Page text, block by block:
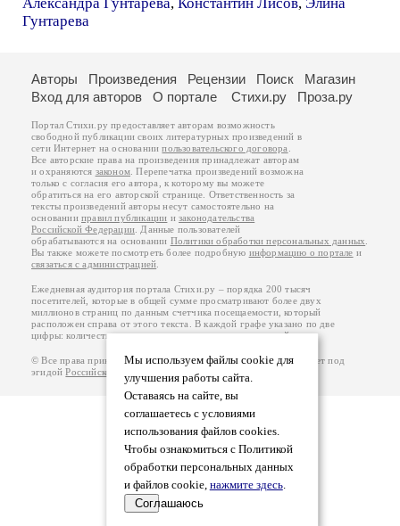
Гунтарева
Мы используем файлы cookie для
улучшения работы сайта.
Оставаясь на сайте, вы
соглашаетесь с условиями
использования файлов cookies.
Чтобы ознакомиться с Политикой
обработки персональных данных
и файлов cookie, нажмите здесь.
Соглашаюсь
Авторы Произведения Рецензии Поиск
Магазин
Вход для авторов
О портале Стихи.ру Проза.ру
Портал Стихи.ру предоставляет авторам возможность
свободной публикации своих литературных произведений в
сети Интернет на основаниипользовательского договора
Все авторские права на произведения принадлежат авторам
и охраняются законом . Перепечатка произведений возможна
только с согласия его автора, к которому вы можете
обратиться на его авторской странице. Ответственность за
тексты произведений авторы несут самостоятельно на
основанииправил публикации изаконодательства
Российской Федерации . Данные пользователей
обрабатываются на основании Политики обработки персональных данных
Вы также можете посмотреть более подробную информацию о портале и
связаться с администрацией
Ежедневная аудитория портала Стихи.ру – порядка 200 тысяч
посетителей, которые в общей сумме просматривают более двух
миллионов страниц по данным счетчика посещаемости, который
расположен справа от этого текста. В каждой графе указано по две
цифры: количество просмотров и количество посетителей.
© Все права принадлежат авторам, 2000-2026. Портал работает под
эгидойРоссийского союза писателей.